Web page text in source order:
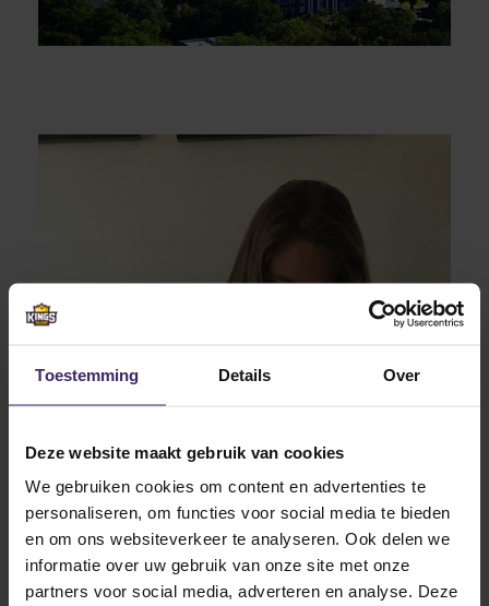
Toestemming Details Over
Deze website maakt gebruik van cookies
We gebruiken cookies om content en advertenties te
personaliseren, om functies voor social media te bieden
en om ons websiteverkeer te analyseren. Ook delen we
informatie over uw gebruik van onze site met onze
partners voor social media, adverteren en analyse. Deze